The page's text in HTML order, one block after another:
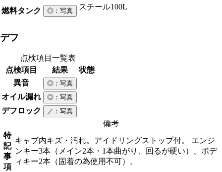
燃料タンク ◎ ：写真 スチール100L
デフ
点検項目一覧表
点検項目
結果
状態
異音
◎ ：写真
オイル漏れ ◎ ：写真
デフロック ／ ：写真
備考
特
記
事
項
キャブ内キズ・汚れ。アイドリングストップ付。 エンジ
ンキー3本（メイン2本・1本曲がり、回るが硬い）、ボデ
ィキー2本（固着の為使用不可）。